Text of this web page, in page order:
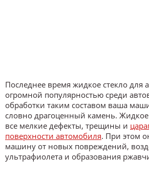
Последнее время жидкое стекло для
огромной популярностью среди
обработки таким составом ваша
словно драгоценный камень. Жидкое
все мелкие дефекты, трещины и
поверхности автомобиля. При этом
машину от новых повреждений,
ультрафиолета и образования